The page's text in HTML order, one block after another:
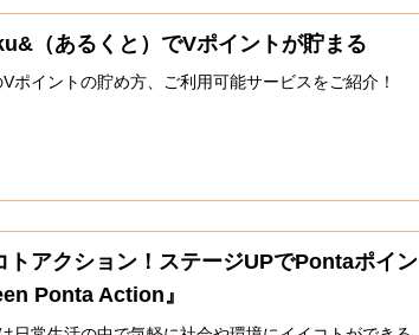
（あるくと）でVポイントが貯まる
ポイントの貯め方、ご利用可能サービスをご紹介！
トアクション！ステージUPでPontaポイン
Ponta Action』